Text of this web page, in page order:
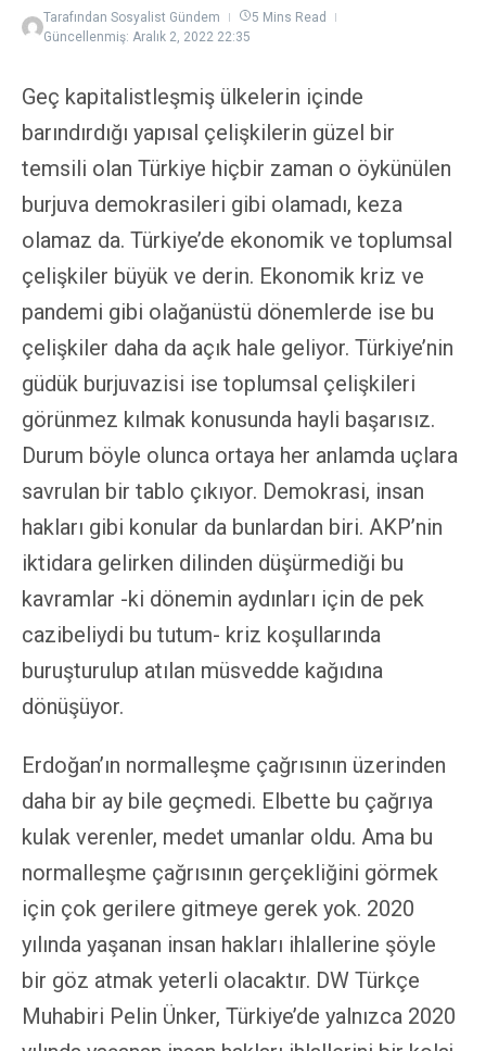
Tarafından Sosyalist Gündem
5 Mins Read
Güncellenmiş: Aralık 2, 2022 22:35
Geç kapitalistleşmiş ülkelerin içinde
barındırdığı yapısal çelişkilerin güzel bir
temsili olan Türkiye hiçbir zaman o öykünülen
burjuva demokrasileri gibi olamadı, keza
olamaz da. Türkiye’de ekonomik ve toplumsal
çelişkiler büyük ve derin. Ekonomik kriz ve
pandemi gibi olağanüstü dönemlerde ise bu
çelişkiler daha da açık hale geliyor. Türkiye’nin
güdük burjuvazisi ise toplumsal çelişkileri
görünmez kılmak konusunda hayli başarısız.
Durum böyle olunca ortaya her anlamda uçlara
savrulan bir tablo çıkıyor. Demokrasi, insan
hakları gibi konular da bunlardan biri. AKP’nin
iktidara gelirken dilinden düşürmediği bu
kavramlar -ki dönemin aydınları için de pek
cazibeliydi bu tutum- kriz koşullarında
buruşturulup atılan müsvedde kağıdına
dönüşüyor.
Erdoğan’ın normalleşme çağrısının üzerinden
daha bir ay bile geçmedi. Elbette bu çağrıya
kulak verenler, medet umanlar oldu. Ama bu
normalleşme çağrısının gerçekliğini görmek
için çok gerilere gitmeye gerek yok. 2020
yılında yaşanan insan hakları ihlallerine şöyle
bir göz atmak yeterli olacaktır. DW Türkçe
Muhabiri Pelin Ünker, Türkiye’de yalnızca 2020